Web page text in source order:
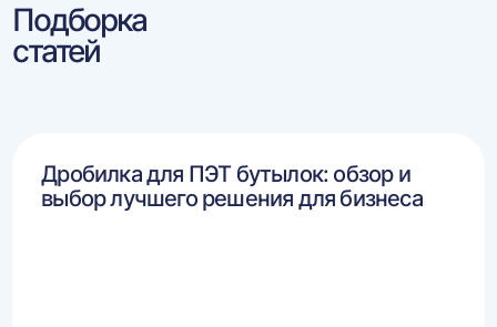
Подборка
статей
Дробилка для ПЭТ бутылок: обзор и
выбор лучшего решения для бизнеса